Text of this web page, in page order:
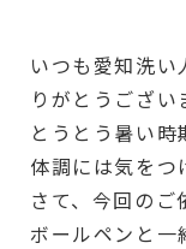
いつも愛知洗
りがとうござい
とうとう暑い時
体調には気をつ
さて、今回のご
ボールペンと一